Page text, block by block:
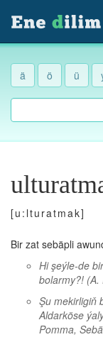
ä ö ü
[u:lturatmak]
Bir zat sebäpli
Hi şeýle-de
bolarmy?! (A.
Şu mekirligiň
Aldarköse
Pomma,